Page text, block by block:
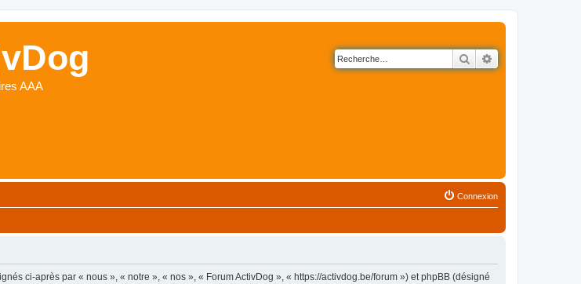
AAA
Rechercher
Connexion
ci-après par « nous », « notre », « nos », « Forum ActivDog », « https://activdog.be/forum ») et phpBB (désigné